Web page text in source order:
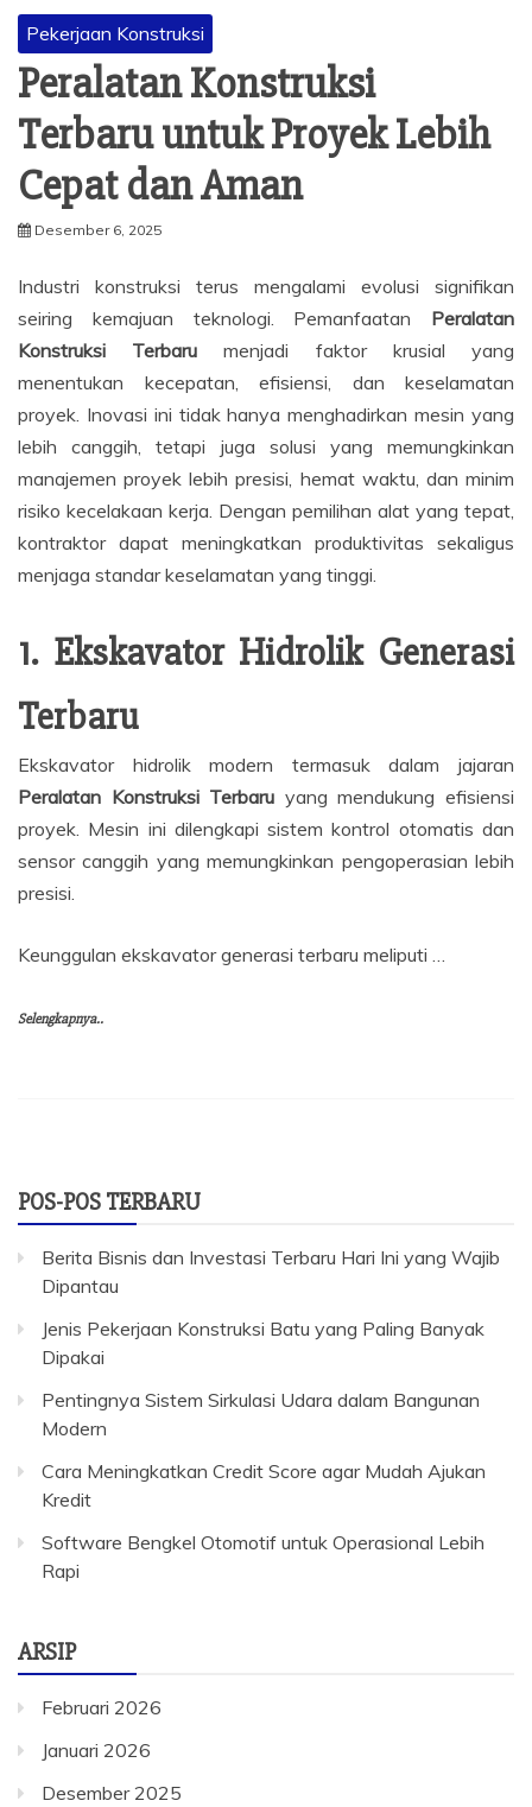
Pekerjaan Konstruksi
Peralatan Konstruksi
Terbaru untuk Proyek Lebih
Cepat dan Aman
Desember 6, 2025
Industri konstruksi terus mengalami evolusi signifikan
seiring kemajuan teknologi. Pemanfaatan Peralatan
Konstruksi Terbaru menjadi faktor krusial yang
menentukan kecepatan, efisiensi, dan keselamatan
proyek. Inovasi ini tidak hanya menghadirkan mesin yang
lebih canggih, tetapi juga solusi yang memungkinkan
manajemen proyek lebih presisi, hemat waktu, dan minim
risiko kecelakaan kerja. Dengan pemilihan alat yang tepat,
kontraktor dapat meningkatkan produktivitas sekaligus
menjaga standar keselamatan yang tinggi.
1. Ekskavator Hidrolik Generasi
Terbaru
Ekskavator hidrolik modern termasuk dalam jajaran
Peralatan Konstruksi Terbaru yang mendukung efisiensi
proyek. Mesin ini dilengkapi sistem kontrol otomatis dan
sensor canggih yang memungkinkan pengoperasian lebih
presisi.
Keunggulan ekskavator generasi terbaru meliputi …
Selengkapnya..
POS-POS TERBARU
Berita Bisnis dan Investasi Terbaru Hari Ini yang Wajib
Dipantau
Jenis Pekerjaan Konstruksi Batu yang Paling Banyak
Dipakai
Pentingnya Sistem Sirkulasi Udara dalam Bangunan
Modern
Cara Meningkatkan Credit Score agar Mudah Ajukan
Kredit
Software Bengkel Otomotif untuk Operasional Lebih
Rapi
ARSIP
Februari 2026
Januari 2026
Desember 2025